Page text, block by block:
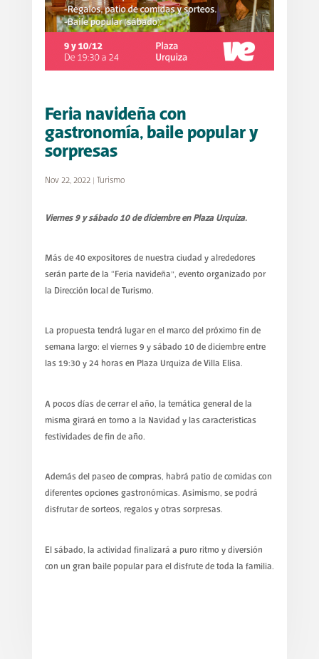
Feria navideña con
gastronomía, baile popular y
sorpresas
Nov 22, 2022| Turismo
Viernes 9 y sábado 10 de diciembre en Plaza Urquiza.
Más de 40 expositores de nuestra ciudad y alrededores
serán parte de la “Feria navideña”, evento organizado por
la Dirección local de Turismo.
La propuesta tendrá lugar en el marco del próximo fin de
semana largo: el viernes 9 y sábado 10 de diciembre entre
las 19:30 y 24 horas en Plaza Urquiza de Villa Elisa.
A pocos días de cerrar el año, la temática general de la
misma girará en torno a la Navidad y las características
festividades de fin de año.
Además del paseo de compras, habrá patio de comidas con
diferentes opciones gastronómicas. Asimismo, se podrá
disfrutar de sorteos, regalos y otras sorpresas.
El sábado, la actividad finalizará a puro ritmo y diversión
con un gran baile popular para el disfrute de toda la familia.